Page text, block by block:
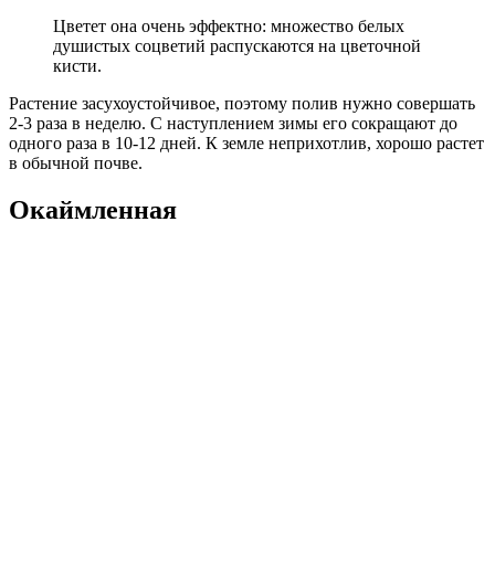
Цветет она очень эффектно: множество белых
душистых соцветий распускаются на цветочной
кисти.
Растение засухоустойчивое, поэтому полив нужно совершать
2-3 раза в неделю. С наступлением зимы его сокращают до
одного раза в 10-12 дней. К земле неприхотлив, хорошо растет
в обычной почве.
Окаймленная